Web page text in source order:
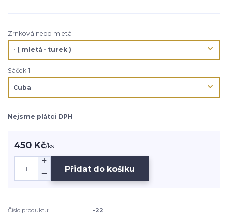
Zrnková nebo mletá
Sáček 1
Nejsme plátci DPH
450 Kč/ks
Přidat do košíku
Číslo produktu: -22